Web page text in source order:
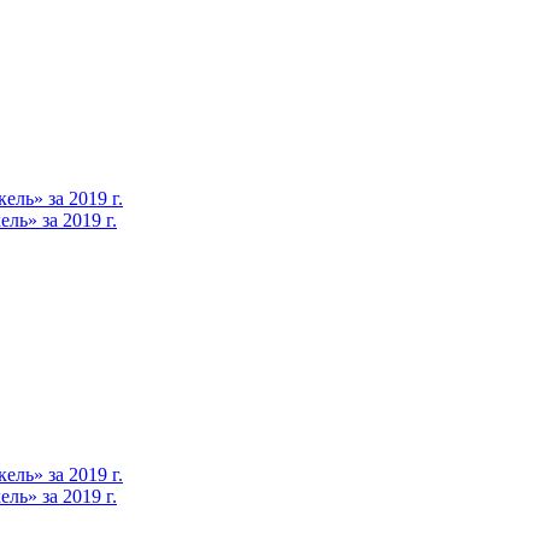
за 2019 г.
за 2019 г.
за 2019 г.
за 2019 г.